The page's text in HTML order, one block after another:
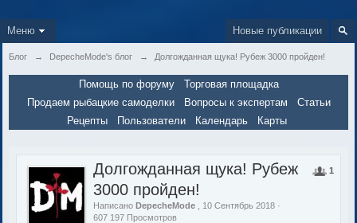
Новые публикации
Меню
Блог → DepecheMode's блог → Долгожданная щука! Рубеж 3000 пройден!
Помощь по форуму
Торговая площадка
Продаем рыбацкие самоделки
Вопросы к экспертам
Статьи
Рецепты
Пользователи Календарь Карты
1
Долгожданная щука! Рубеж
3000 пройден!
НаписаноDepecheMode
, 10 Сентябрь 2018 ·
607 197 Просмотров